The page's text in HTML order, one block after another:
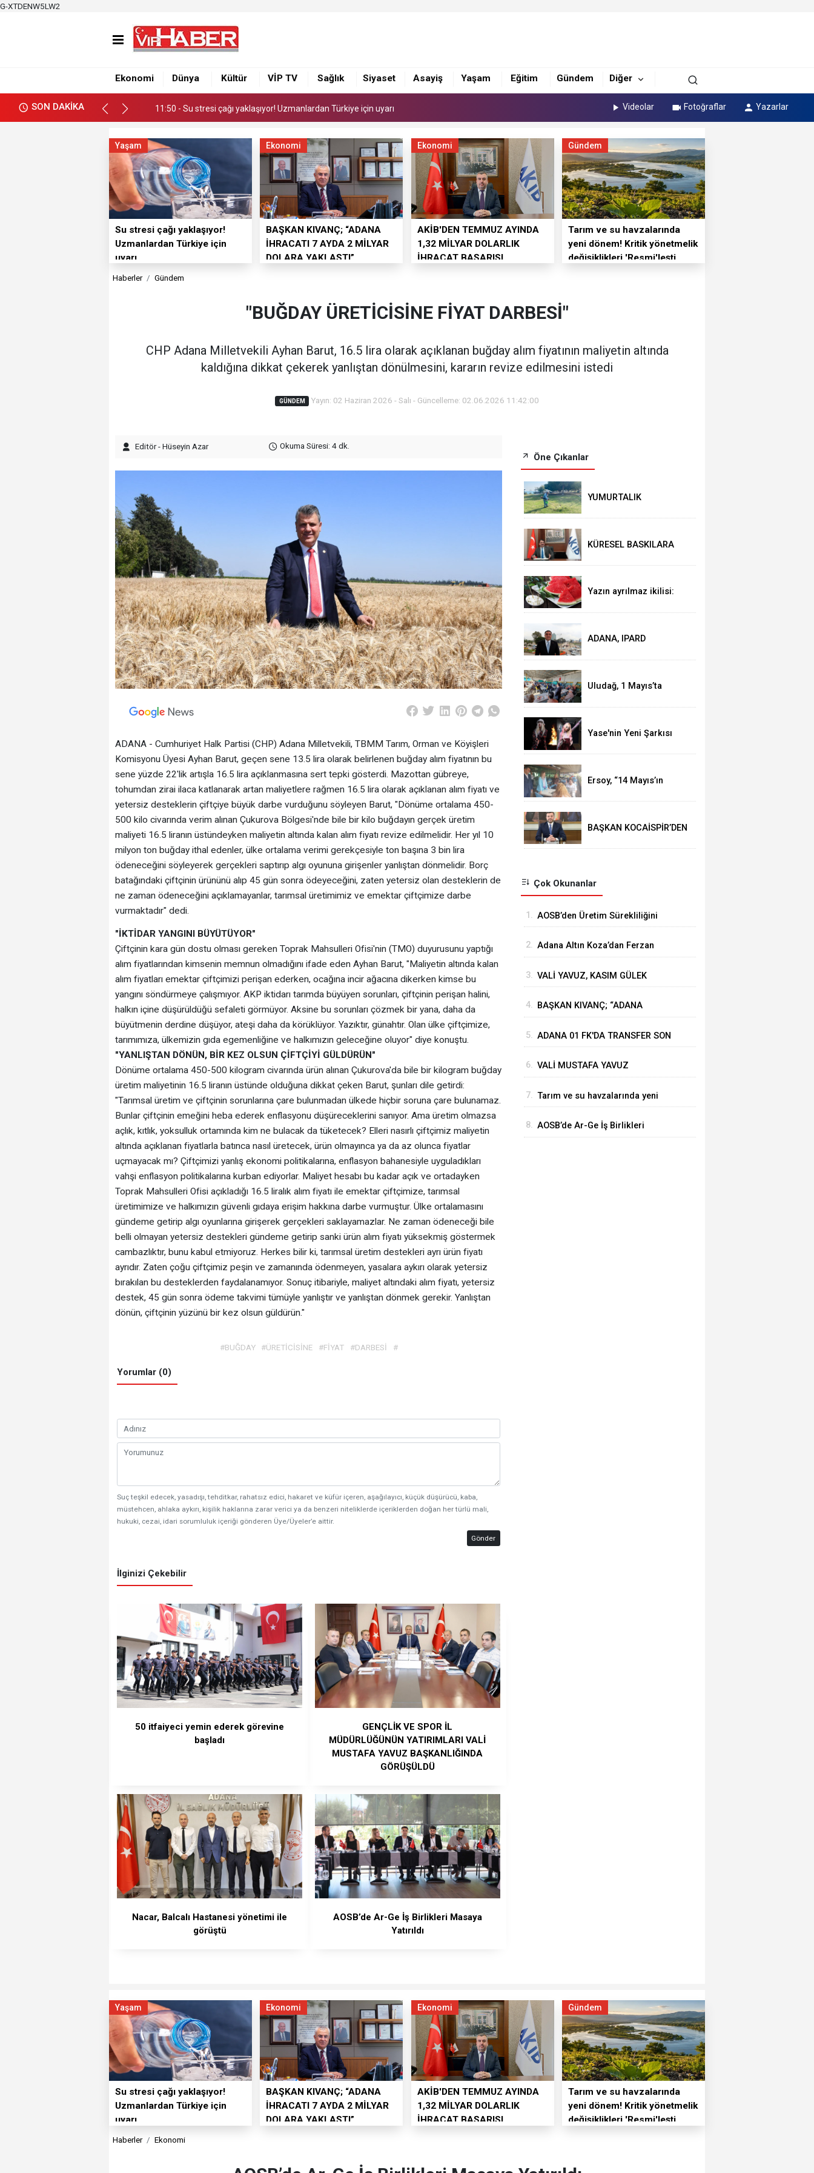
G-XTDENW5LW2
Ekonomi Dünya Kültür VİP TV Sağlık Siyaset Asayiş Yaşam Eğitim Gündem Diğer
SON DAKİKA
12:39 - Büyükşehirden üreticiye 168 adet süt sağım makinesi
11:50 - Su stresi çağı yaklaşıyor! Uzmanlardan Türkiye için uyarı
12:39 - Büyükşehirden üreticiye 168 adet süt sağım makinesi Videolar Fotoğraflar Yazarlar
Yaşam
Su stresi çağı yaklaşıyor!
Uzmanlardan Türkiye için
uyarı
Ekonomi
BAŞKAN KIVANÇ; “ADANA
İHRACATI 7 AYDA 2 MİLYAR
DOLARA YAKLAŞTI”
Ekonomi
AKİB'DEN TEMMUZ AYINDA
1,32 MİLYAR DOLARLIK
İHRACAT BAŞARISI
Gündem
Tarım ve su havzalarında
yeni dönem! Kritik yönetmelik
değişiklikleri 'Resmi'leşti
Haberler Gündem
"BUĞDAY ÜRETİCİSİNE FİYAT DARBESİ"
CHP Adana Milletvekili Ayhan Barut, 16.5 lira olarak açıklanan buğday alım fiyatının maliyetin altında
kaldığına dikkat çekerek yanlıştan dönülmesini, kararın revize edilmesini istedi
GÜNDEM Yayın: 02 Haziran 2026 - Salı - Güncelleme: 02.06.2026 11:42:00
Editör - Hüseyin Azar Okuma Süresi: 4 dk.
ADANA - Cumhuriyet Halk Partisi (CHP) Adana Milletvekili, TBMM Tarım, Orman ve Köyişleri
Komisyonu Üyesi Ayhan Barut, geçen sene 13.5 lira olarak belirlenen buğday alım fiyatının bu
sene yüzde 22'lik artışla 16.5 lira açıklanmasına sert tepki gösterdi. Mazottan gübreye,
tohumdan zirai ilaca katlanarak artan maliyetlere rağmen 16.5 lira olarak açıklanan alım fiyatı ve
yetersiz desteklerin çiftçiye büyük darbe vurduğunu söyleyen Barut, "Dönüme ortalama 450-
500 kilo civarında verim alınan Çukurova Bölgesi'nde bile bir kilo buğdayın gerçek üretim
maliyeti 16.5 liranın üstündeyken maliyetin altında kalan alım fiyatı revize edilmelidir. Her yıl 10
milyon ton buğday ithal edenler, ülke ortalama verimi gerekçesiyle ton başına 3 bin lira
ödeneceğini söyleyerek gerçekleri saptırıp algı oyununa girişenler yanlıştan dönmelidir. Borç
batağındaki çiftçinin ürününü alıp 45 gün sonra ödeyeceğini, zaten yetersiz olan desteklerin de
ne zaman ödeneceğini açıklamayanlar, tarımsal üretimimiz ve emektar çiftçimize darbe
vurmaktadır" dedi.
"İKTİDAR YANGINI BÜYÜTÜYOR"
Çiftçinin kara gün dostu olması gereken Toprak Mahsulleri Ofisi'nin (TMO) duyurusunu yaptığı
alım fiyatlarından kimsenin memnun olmadığını ifade eden Ayhan Barut, "Maliyetin altında kalan
alım fiyatları emektar çiftçimizi perişan ederken, ocağına incir ağacına dikerken kimse bu
yangını söndürmeye çalışmıyor. AKP iktidarı tarımda büyüyen sorunları, çiftçinin perişan halini,
halkın içine düşürüldüğü sefaleti görmüyor. Aksine bu sorunları çözmek bir yana, daha da
büyütmenin derdine düşüyor, ateşi daha da körüklüyor. Yazıktır, günahtır. Olan ülke çiftçimize,
tarımımıza, ülkemizin gıda egemenliğine ve halkımızın geleceğine oluyor" diye konuştu.
"YANLIŞTAN DÖNÜN, BİR KEZ OLSUN ÇİFTÇİYİ GÜLDÜRÜN"
Dönüme ortalama 450-500 kilogram civarında ürün alınan Çukurova'da bile bir kilogram buğday
üretim maliyetinin 16.5 liranın üstünde olduğuna dikkat çeken Barut, şunları dile getirdi:
"Tarımsal üretim ve çiftçinin sorunlarına çare bulunmadan ülkede hiçbir soruna çare bulunamaz.
Bunlar çiftçinin emeğini heba ederek enflasyonu düşüreceklerini sanıyor. Ama üretim olmazsa
açlık, kıtlık, yoksulluk ortamında kim ne bulacak da tüketecek? Elleri nasırlı çiftçimiz maliyetin
altında açıklanan fiyatlarla batınca nasıl üretecek, ürün olmayınca ya da az olunca fiyatlar
uçmayacak mı? Çiftçimizi yanlış ekonomi politikalarına, enflasyon bahanesiyle uyguladıkları
vahşi enflasyon politikalarına kurban ediyorlar. Maliyet hesabı bu kadar açık ve ortadayken
Toprak Mahsulleri Ofisi açıkladığı 16.5 liralık alım fiyatı ile emektar çiftçimize, tarımsal
üretimimize ve halkımızın güvenli gıdaya erişim hakkına darbe vurmuştur. Ülke ortalamasını
gündeme getirip algı oyunlarına girişerek gerçekleri saklayamazlar. Ne zaman ödeneceği bile
belli olmayan yetersiz destekleri gündeme getirip sanki ürün alım fiyatı yüksekmiş göstermek
cambazlıktır, bunu kabul etmiyoruz. Herkes bilir ki, tarımsal üretim destekleri ayrı ürün fiyatı
ayrıdır. Zaten çoğu çiftçimiz peşin ve zamanında ödenmeyen, yasalara aykırı olarak yetersiz
bırakılan bu desteklerden faydalanamıyor. Sonuç itibariyle, maliyet altındaki alım fiyatı, yetersiz
destek, 45 gün sonra ödeme takvimi tümüyle yanlıştır ve yanlıştan dönmek gerekir. Yanlıştan
dönün, çiftçinin yüzünü bir kez olsun güldürün."
#BUĞDAY #ÜRETİCİSİNE #FİYAT #DARBESİ #
Yorumlar (0)
Suç teşkil edecek, yasadışı, tehditkar, rahatsız edici, hakaret ve küfür içeren, aşağılayıcı, küçük düşürücü, kaba,
müstehcen, ahlaka aykırı, kişilik haklarına zarar verici ya da benzeri niteliklerde içeriklerden doğan her türlü mali,
hukuki, cezai, idari sorumluluk içeriği gönderen Üye/Üyeler’e aittir.
Gönder
İlginizi Çekebilir
50 itfaiyeci yemin ederek görevine
başladı
GENÇLİK VE SPOR İL
MÜDÜRLÜĞÜNÜN YATIRIMLARI VALİ
MUSTAFA YAVUZ BAŞKANLIĞINDA
GÖRÜŞÜLDÜ
Nacar, Balcalı Hastanesi yönetimi ile
görüştü
AOSB’de Ar-Ge İş Birlikleri Masaya
Yatırıldı
Öne Çıkanlar
YUMURTALIK
ALAN HAMLESİ
KÜRESEL BASKILARA
293,3 MİLYON DOLARLIK
Yazın ayrılmaz ikilisi:
ADANA, IPARD
Uludağ, 1 Mayıs’ta
Yase'nin Yeni Şarkısı
Buluştu
Ersoy, “14 Mayıs’ın
BAŞKAN KOCAİSPİR’DEN
MESAJI
Çok Okunanlar
1. ⁠AOSB’den Üretim Sürekliliğini
2. Adana Altın Koza’dan Ferzan
Ödülü
3. VALİ YAVUZ, KASIM GÜLEK
ÇALIŞMALARI İNCELEDİ
4. BAŞKAN KIVANÇ; “ADANA
DOLARA YAKLAŞTI”
5. ADANA 01 FK'DA TRANSFER SON
6. VALİ MUSTAFA YAVUZ
ETTİ
7. Tarım ve su havzalarında yeni
değişiklikleri 'Resmi'leşti
8. AOSB’de Ar-Ge İş Birlikleri
Yaşam
Su stresi çağı yaklaşıyor!
Uzmanlardan Türkiye için
uyarı
Ekonomi
BAŞKAN KIVANÇ; “ADANA
İHRACATI 7 AYDA 2 MİLYAR
DOLARA YAKLAŞTI”
Ekonomi
AKİB'DEN TEMMUZ AYINDA
1,32 MİLYAR DOLARLIK
İHRACAT BAŞARISI
Gündem
Tarım ve su havzalarında
yeni dönem! Kritik yönetmelik
değişiklikleri 'Resmi'leşti
Haberler Ekonomi